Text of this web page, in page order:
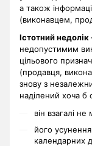
а також
(виконавцем,
Істотний недолік
недопустимим
цільового
(продавця,
знову з
наділений хоча б
він взагалі
його
календарних